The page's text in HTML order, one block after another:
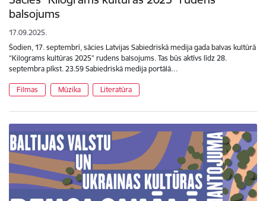
balsojums
17.09.2025.
Šodien, 17. septembrī, sācies Latvijas Sabiedriskā medija gada balvas kultūrā
“Kilograms kultūras 2025” rudens balsojums. Tas būs aktīvs līdz 28.
septembra plkst. 23.59 Sabiedriskā medija portālā…
Filmas Mūzika Literatūra